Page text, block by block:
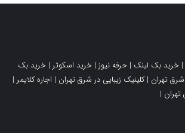
| خرید بک لینک | حرفه نیوز | خرید اسکوتر | خرید بک
شرق تهران |کلینیک زیبایی در شرق تهران | اجاره کلایمر |
|